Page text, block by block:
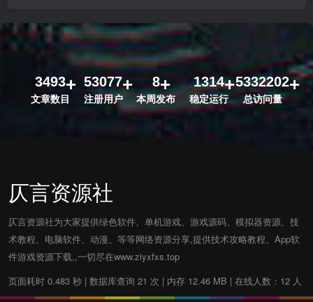
3493
文章数目
53077
注册用户
8
本周发布
1314
稳定运行
5332202
总访问量
仄言资源社
仄言资源社为大家提供绿色软件、单机游戏、游戏源码、模拟器资源、技
术教程、电脑软件、动漫、等等网络资源分享,提供技术攻略教程、App软
件游戏资源下载,,一切尽在www.ziyxfxs.top
页面耗时 0.483 秒 | 数据库查询 21 次 | 内存 12.46 MB | 在线人数：12 人